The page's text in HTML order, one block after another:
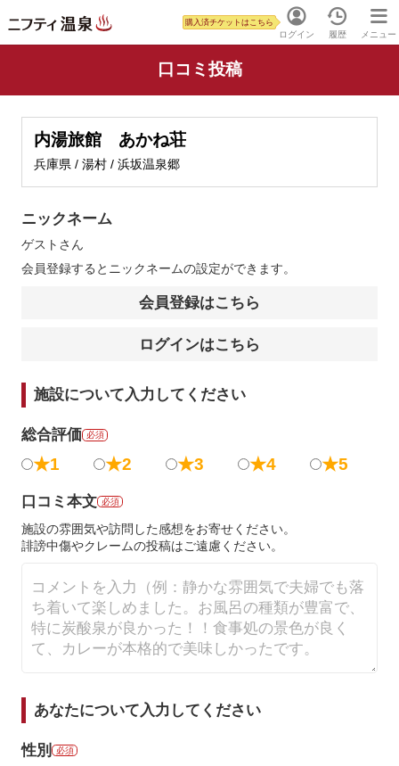
ログイン
購入済チケットはこちら
履歴 メニュー
口コミ投稿
内湯旅館 あかね荘
兵庫県 / 湯村 / 浜坂温泉郷
ニックネーム
ゲスト さん
会員登録するとニックネームの設定ができます。
会員登録はこちら
ログインはこちら
施設について入力してください
総合評価 必須
★1 ★2 ★3 ★4 ★5
口コミ本文 必須
施設の雰囲気や訪問した感想をお寄せください。
誹謗中傷やクレームの投稿はご遠慮ください。
あなたについて入力してください
性別 必須